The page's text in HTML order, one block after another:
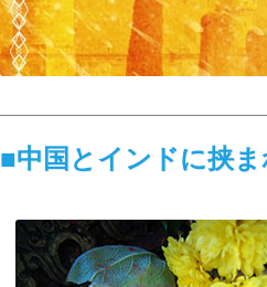
■中国とインドに挟